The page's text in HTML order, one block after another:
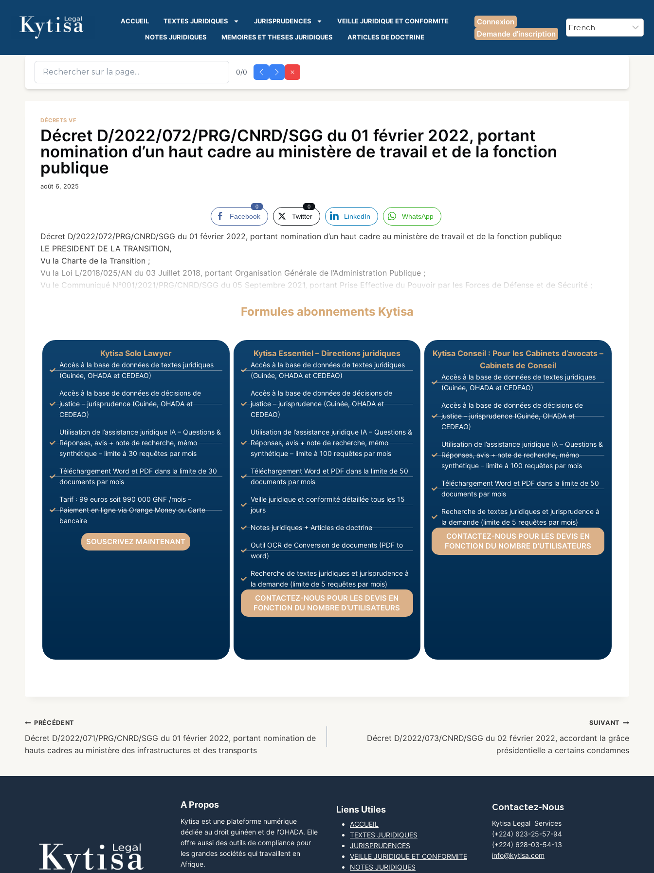
ACCUEIL TEXTES JURIDIQUES JURISPRUDENCES VEILLE JURIDIQUE ET CONFORMITE
NOTES JURIDIQUES MEMOIRES ET THESES JURIDIQUES ARTICLES DE DOCTRINE
Connexion
Demande d'inscription
0/0
DÉCRETS VF
Décret D/2022/072/PRG/CNRD/SGG du 01 février 2022, portant
nomination d’un haut cadre au ministère de travail et de la fonction
publique
août 6, 2025
Facebook
0
Twitter
0
LinkedIn WhatsApp
Décret D/2022/072/PRG/CNRD/SGG du 01 février 2022, portant nomination d’un haut cadre au ministère de travail et de la fonction publique
LE PRESIDENT DE LA TRANSITION,
Vu la Charte de la Transition ;
Vu la Loi L/2018/025/AN du 03 Juillet 2018, portant Organisation Générale de l’Administration Publique ;
Vu le Communiqué Nº001/2021/PRG/CNRD/SGG du 05 Septembre 2021, portant Prise Effective du Pouvoir par les Forces de Défense et de Sécurité ;
Formules abonnements Kytisa
Kytisa Solo Lawyer
Accès à la base de données de textes juridiques
(Guinée, OHADA et CEDEAO)
Accès à la base de données de décisions de
justice – jurisprudence (Guinée, OHADA et
CEDEAO)
Utilisation de l’assistance juridique IA – Questions &
Réponses, avis + note de recherche, mémo
synthétique – limite à 30 requêtes par mois
Téléchargement Word et PDF dans la limite de 30
documents par mois
Tarif : 99 euros soit 990 000 GNF /mois –
Paiement en ligne via Orange Money ou Carte
bancaire
SOUSCRIVEZ MAINTENANT
Kytisa Essentiel – Directions juridiques
Accès à la base de données de textes juridiques
(Guinée, OHADA et CEDEAO)
Accès à la base de données de décisions de
justice – jurisprudence (Guinée, OHADA et
CEDEAO)
Utilisation de l’assistance juridique IA – Questions &
Réponses, avis + note de recherche, mémo
synthétique – limite à 100 requêtes par mois
Téléchargement Word et PDF dans la limite de 50
documents par mois
Veille juridique et conformité détaillée tous les 15
jours
Notes juridiques + Articles de doctrine
Outil OCR de Conversion de documents (PDF to
word)
Recherche de textes juridiques et jurisprudence à
la demande (limite de 5 requêtes par mois)
CONTACTEZ-NOUS POUR LES DEVIS EN
FONCTION DU NOMBRE D’UTILISATEURS
Kytisa Conseil : Pour les Cabinets d’avocats –
Cabinets de Conseil
Accès à la base de données de textes juridiques
(Guinée, OHADA et CEDEAO)
Accès à la base de données de décisions de
justice – jurisprudence (Guinée, OHADA et
CEDEAO)
Utilisation de l’assistance juridique IA – Questions &
Réponses, avis + note de recherche, mémo
synthétique – limite à 100 requêtes par mois
Téléchargement Word et PDF dans la limite de 50
documents par mois
Recherche de textes juridiques et jurisprudence à
la demande (limite de 5 requêtes par mois)
CONTACTEZ-NOUS POUR LES DEVIS EN
FONCTION DU NOMBRE D’UTILISATEURS
PRÉCÉDENT
Décret D/2022/071/PRG/CNRD/SGG du 01 février 2022, portant nomination de
hauts cadres au ministère des infrastructures et des transports
SUIVANT
Décret D/2022/073/CNRD/SGG du 02 février 2022, accordant la grâce
présidentielle a certains condamnes
A Propos
Kytisa est une plateforme numérique
dédiée au droit guinéen et de l'OHADA. Elle
offre aussi des outils de compliance pour
les grandes sociétés qui travaillent en
Afrique.
Liens Utiles
ACCUEIL
TEXTES JURIDIQUES
JURISPRUDENCES
VEILLE JURIDIQUE ET CONFORMITE
NOTES JURIDIQUES
Contactez-Nous
Kytisa Legal Services
(+224) 623-25-57-94
(+224) 628-03-54-13
info@kytisa.com